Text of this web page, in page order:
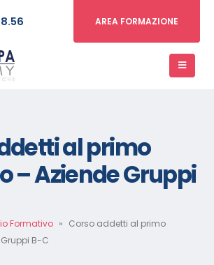
AREA FORMAZIONE
al primo
– Aziende Gruppi
Formativo » Corso addetti al primo
B-C